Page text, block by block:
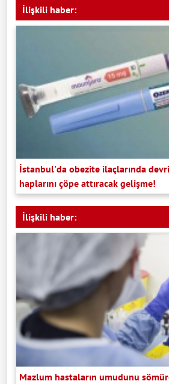
İlişkili haber:
İstanbul'da obezite ilaçlarında
haplarını çöpe attıracak gelişme!
İlişkili haber:
Mazlum hastaların umudunu